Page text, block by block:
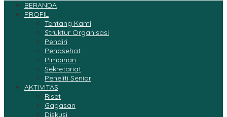
BERANDA
PROFIL
Tentang Kami
Struktur Organisasi
Pendiri
Penasehat
Pimpinan
Sekretariat
Peneliti Senior
AKTIVITAS
Riset
Gagasan
Diskusi